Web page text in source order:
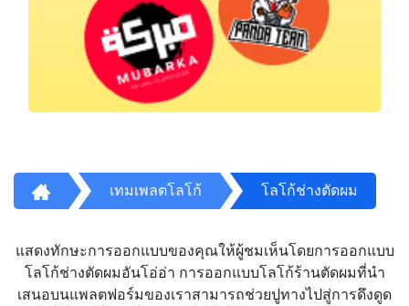
เทมเพลตโลโก้ โลโก้ช่างตัดผม
แสดงทักษะการออกแบบของคุณให้ผู้ชมเห็นโดยการออกแบบ
โลโก้ช่างตัดผมอันโอ่อ่า การออกแบบโลโก้ร้านตัดผมที่นำ
เสนอบนแพลตฟอร์มของเราสามารถช่วยปูทางไปสู่การดึงดูด